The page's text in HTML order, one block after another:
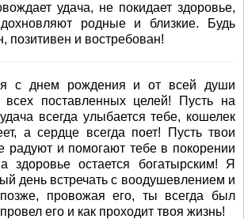
удача, не покидает здоровье,
родные и близкие. Будь
позитивен и востребован!
с днем рождения и от всей души
поставленных целей! Пусть на
всегда улыбается тебе, кошелек
а сердце всегда поет! Пусть твои
радуют и помогают тебе в покорении
здоровье остается богатырским! Я
день встречать с воодушевлением и
провожая его, ты всегда был
его и как проходит твоя жизнь!